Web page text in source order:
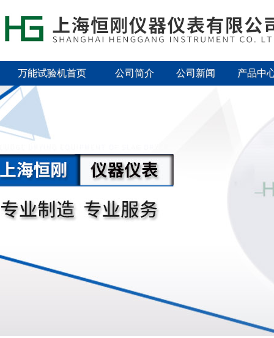
万能试验机首页 公司简介 公司新闻 产品中